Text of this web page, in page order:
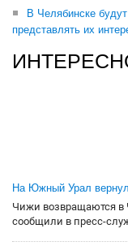
В Челябинске
представлять их
На Южный Урал
Чижи возвращаются в
сообщили в пресс-